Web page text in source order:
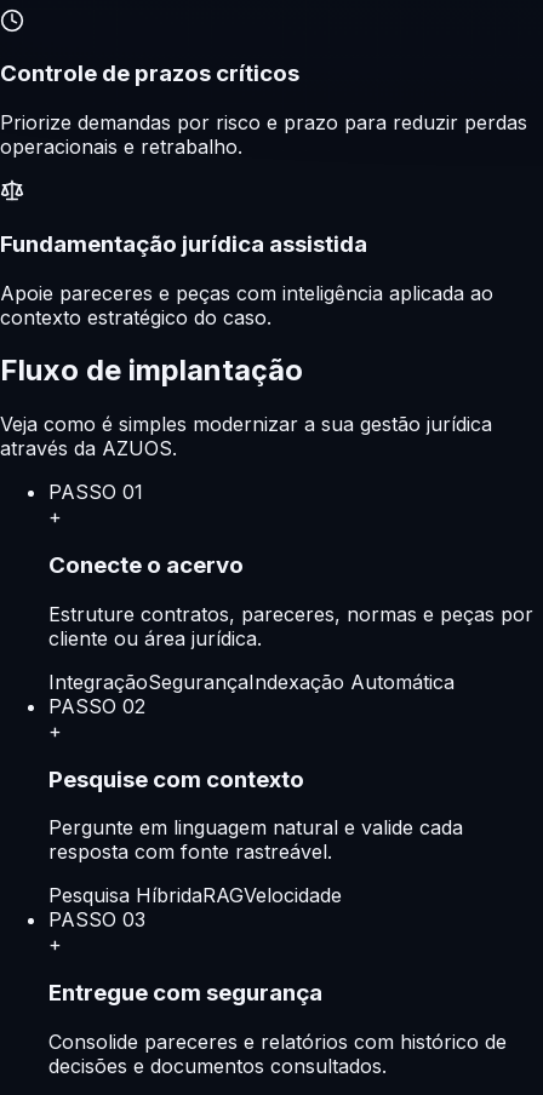
Controle de prazos críticos
Priorize demandas por risco e prazo para reduzir perdas
operacionais e retrabalho.
Fundamentação jurídica assistida
Apoie pareceres e peças com inteligência aplicada ao
contexto estratégico do caso.
Fluxo de implantação
Veja como é simples modernizar a sua gestão jurídica
através da AZUOS.
PASSO 01
+
Conecte o acervo
Estruture contratos, pareceres, normas e peças por
cliente ou área jurídica.
IntegraçãoSegurançaIndexação Automática
PASSO 02
+
Pesquise com contexto
Pergunte em linguagem natural e valide cada
resposta com fonte rastreável.
Pesquisa HíbridaRAGVelocidade
PASSO 03
+
Entregue com segurança
Consolide pareceres e relatórios com histórico de
decisões e documentos consultados.